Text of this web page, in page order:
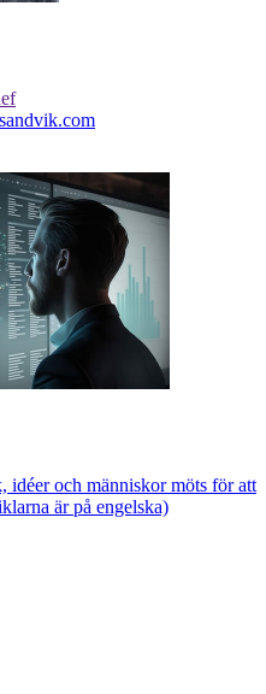
idéer och människor möts för att
är på engelska)